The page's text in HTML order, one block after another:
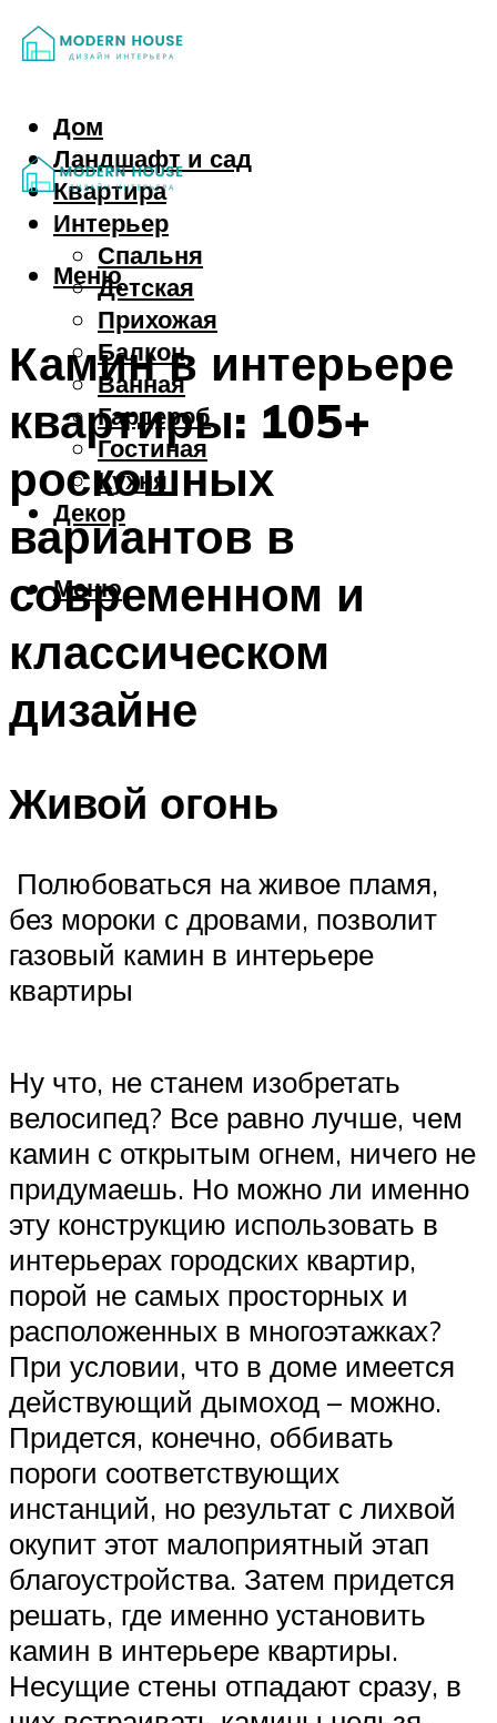
Дом
Ландшафт и сад
Квартира
Интерьер
Спальня
Детская
Прихожая
Балкон
Ванная
Гардероб
Гостиная
Кухня
Декор
Меню
Меню
Камин в интерьере
квартиры: 105+
роскошных
вариантов в
современном и
классическом
дизайне
Живой огонь
Полюбоваться на живое пламя,
без мороки с дровами, позволит
газовый камин в интерьере
квартиры
Ну что, не станем изобретать
велосипед? Все равно лучше, чем
камин с открытым огнем, ничего не
придумаешь. Но можно ли именно
эту конструкцию использовать в
интерьерах городских квартир,
порой не самых просторных и
расположенных в многоэтажках?
При условии, что в доме имеется
действующий дымоход – можно.
Придется, конечно, оббивать
пороги соответствующих
инстанций, но результат с лихвой
окупит этот малоприятный этап
благоустройства. Затем придется
решать, где именно установить
камин в интерьере квартиры.
Несущие стены отпадают сразу, в